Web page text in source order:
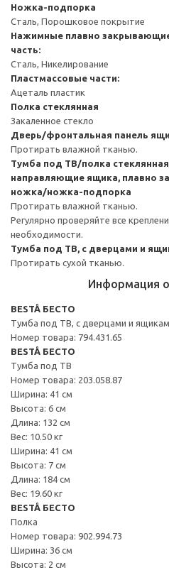
Ножка-подпорка
Сталь, Порошковое покрытие
Нажимные плавно
часть:
Сталь, Никелирование
Пластмассовые части:
Ацеталь пластик
Полка стеклянная
Закаленное стекло
Дверь/фронтальная панель
Протирать влажной тканью.
Тумба под ТВ/полка
направляющие ящика, плавно
ножка/ножка-подпорка
Протирать влажной тканью.
Регулярно проверяйте все
необходимости.
Тумба под ТВ, с дверцами и
Протирать сухой тканью.
Информация
BESTÅ БЕСТО
Тумба под ТВ, с дверцами и
Номер товара: 794.431.65
BESTÅ БЕСТО
Тумба под ТВ
Номер товара: 203.058.87
Ширина: 41 см
Высота: 6 см
Длина: 132 см
Вес: 10.50 кг
Ширина: 41 см
Высота: 7 см
Длина: 184 см
Вес: 19.60 кг
BESTÅ БЕСТО
Полка
Номер товара: 902.994.73
Ширина: 36 см
Высота: 2 см